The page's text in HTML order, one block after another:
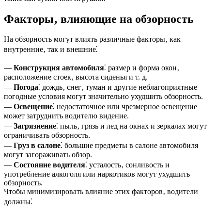
Факторы‚ влияющие на обзорность
На обзорность могут влиять различные факторы‚ как
внутренние‚ так и внешние⁚
— Конструкция автомобиля⁚ размер и форма окон‚
расположение стоек‚ высота сиденья и т. д.
— Погода⁚ дождь‚ снег‚ туман и другие неблагоприятные
погодные условия могут значительно ухудшить обзорность.
— Освещение⁚ недостаточное или чрезмерное освещение
может затруднить водителю видение.
— Загрязнение⁚ пыль‚ грязь и лед на окнах и зеркалах могут
ограничивать обзорность.
— Груз в салоне⁚ большие предметы в салоне автомобиля
могут загораживать обзор.
— Состояние водителя⁚ усталость‚ сонливость и
употребление алкоголя или наркотиков могут ухудшить
обзорность.
Чтобы минимизировать влияние этих факторов‚ водители
должны⁚